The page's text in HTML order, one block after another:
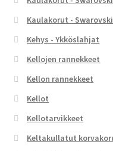
Kaulakorut -
Kehys - Ykköslahjat
Kellojen rannekkeet
Kellon rannekkeet
Kellot
Kellotarvikkeet
Keltakullatut